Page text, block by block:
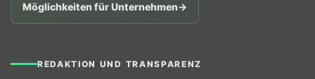
Möglichkeiten für Unternehmen→
REDAKTION UND TRANSPARENZ